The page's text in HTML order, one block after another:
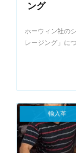
ング
ホーウィン社の
レージング」に
輸入革